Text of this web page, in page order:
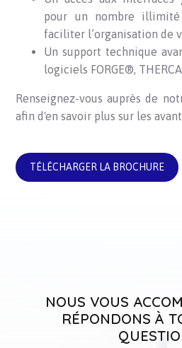
pour un nombre
faciliter l’organisation de
Un support technique
logiciels FORGE®,
Renseignez-vous auprès de
afin d'en savoir plus sur les
TÉLÉCHARGER LA BROCHURE
NOUS VOUS
RÉPONDONS À